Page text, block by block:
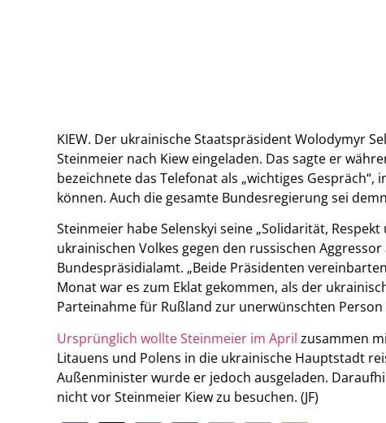
KIEW. Der ukrainische Staatspräsident Wolodymyr
Steinmeier nach Kiew eingeladen. Das sagte er
bezeichnete das Telefonat als „wichtiges
können. Auch die gesamte Bundesregierung sei
Steinmeier habe Selenskyi seine „Solidarität,
ukrainischen Volkes gegen den russischen
Bundespräsidialamt. „Beide Präsidenten
Monat war es zum Eklat gekommen, als der
Parteinahme für Rußland zur unerwünschten
Ursprünglich wollte Steinmeier im April zusammen
Litauens und Polens in die ukrainische Hauptstadt
Außenminister wurde er jedoch ausgeladen.
nicht vor Steinmeier Kiew zu besuchen. (JF)